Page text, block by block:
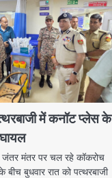
में कनॉट प्लेस के
मंतर पर चल रहे कॉकरोच
बीच बुधवार रात को पत्थरबाजी